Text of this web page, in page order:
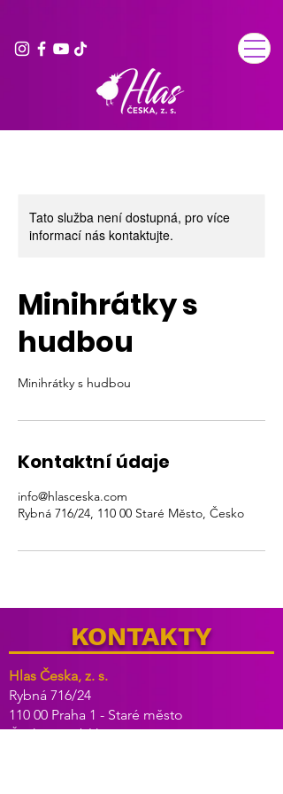
Tato služba není dostupná, pro více
informací nás kontaktujte.
Minihrátky s
hudbou
Minihrátky s hudbou
Kontaktní údaje
info@hlasceska.com
Rybná 716/24, 110 00 Staré Město, Česko
KONTAKTY
Hlas Česka, z. s.
Rybná 716/24
110 00 Praha 1 - Staré město
Česká republika